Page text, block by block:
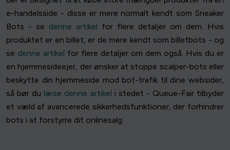
e-handelsside - disse er mere normalt kendt som Sneaker
Bots - se denne artikel for flere detaljer om dem. Hvis
produktet er en billet, er de mere kendt som billetbots - og
se denne artikel for flere detaljer om dem også. Hvis du er
en hjemmesideejer, der ønsker at stoppe scalper-bots eller
beskytte din hjemmeside mod bot-trafik til dine websider,
så bør du læse denne artikel i stedet - Queue-Fair tilbyder
et væld af avancerede sikkerhedsfunktioner, der forhindrer
bots i at forstyrre dit onlinesalg.